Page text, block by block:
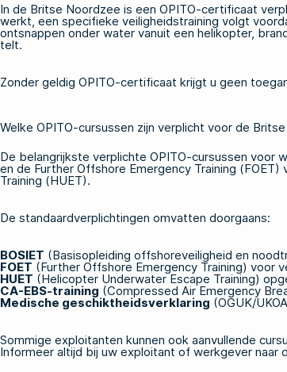
In de Britse Noordzee is een OPITO-certificaat
werkt, een specifieke veiligheidstraining volgt
ontsnappen onder water vanuit een helikopter,
telt.
Zonder geldig OPITO-certificaat krijgt u geen
Welke OPITO-cursussen zijn verplicht voor de
De belangrijkste verplichte OPITO-cursussen voor
en de Further Offshore Emergency Training
Training (HUET).
De standaardverplichtingen omvatten doorgaans:
BOSIET (Basisopleiding offshoreveiligheid en
FOET (Further Offshore Emergency Training) voor
HUET (Helicopter Underwater Escape Training)
CA-EBS-training (Compressed Air Emergency
Medische geschiktheidsverklaring (OGUK/
Sommige exploitanten kunnen ook aanvullende
Informeer altijd bij uw exploitant of werkgever